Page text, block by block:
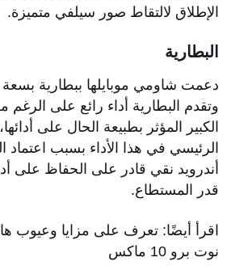
الإطلاق لالتقاط صور سيلفي متميزة.
البطارية
وتقدم البطارية أداء رائع على
الكبير المؤثر بطبيعة الحال على
الرئيسي في هذا الأداء بسبب اعتماد
أندرويد نقي قادر على الحفاظ على
قدر المستطاع.
اقرأ أيضًا: تعرف على مزايا وعيوب
نوت برو 10 ماكس